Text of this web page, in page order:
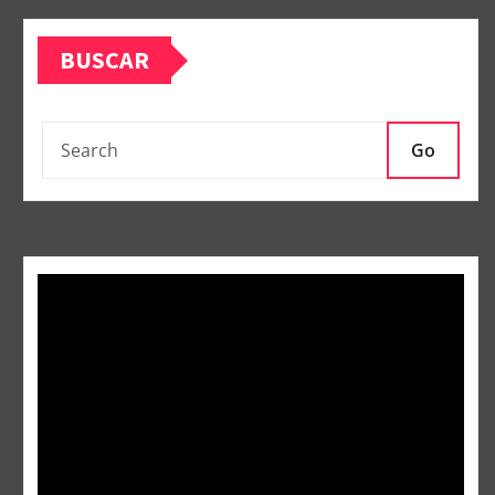
BUSCAR
Go